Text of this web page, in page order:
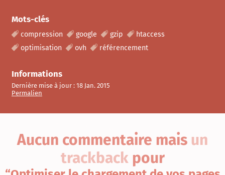
Mots-clés
compression google gzip
htaccess
optimisation
ovh référencement
Informations
Dernière mise à jour : 18 Jan. 2015
Permalien
Aucun commentaire mais un
trackbackpour